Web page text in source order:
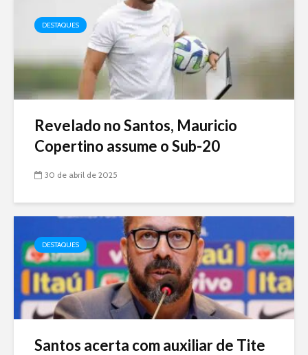
DESTAQUES
Revelado no Santos, Mauricio
Copertino assume o Sub-20
30 de abril de 2025
DESTAQUES
Santos acerta com auxiliar de Tite